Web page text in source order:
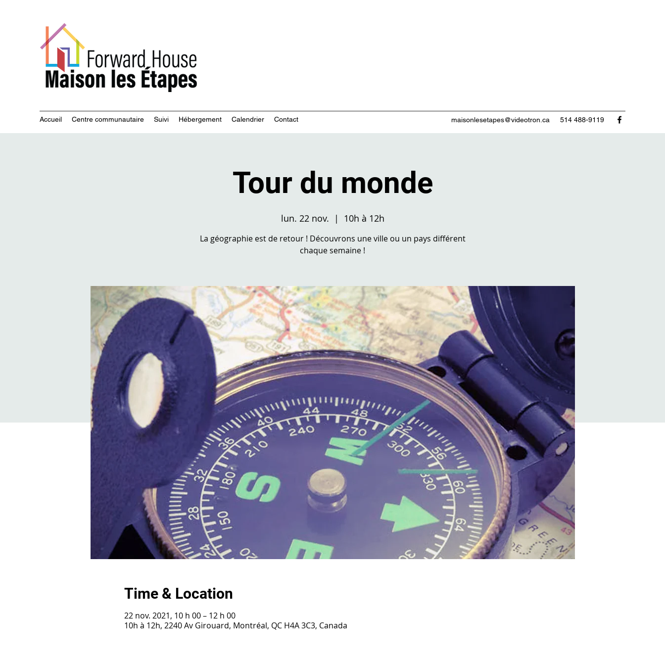
Accueil Centre communautaire Suivi Hébergement Calendrier Contact maisonlesetapes@videotron.ca 514 488-9119
Tour du monde
lun. 22 nov.
  |
10h à 12h
La géographie est de retour ! Découvrons une ville ou un pays différent
chaque semaine !
Time & Location
22 nov. 2021, 10 h 00 – 12 h 00
10h à 12h, 2240 Av Girouard, Montréal, QC H4A 3C3, Canada